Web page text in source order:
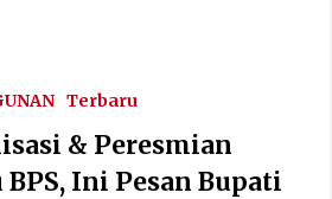
Terbaru
& Peresmian
BPS, Ini Pesan Bupati